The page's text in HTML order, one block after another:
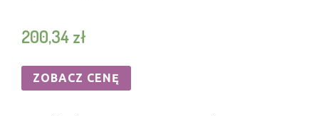
200,34zł
ZOBACZ CENĘ